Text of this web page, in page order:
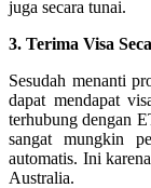
juga secara tunai.
3. Terima Visa
Sesudah menanti
dapat mendapat
terhubung dengan
sangat mungkin
automatis. Ini
Australia.